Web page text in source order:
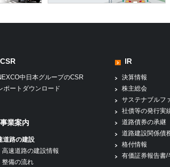
CSR
中日本グループのCSR
ポートダウンロード
事業案内
道路の建設
高速道路の建設情報
整備の流れ
IR
決算情報
株主総会
サステナブルフ
社債等の発行実
道路債券の承継
道路建設関係債
格付情報
有価証券報告書/